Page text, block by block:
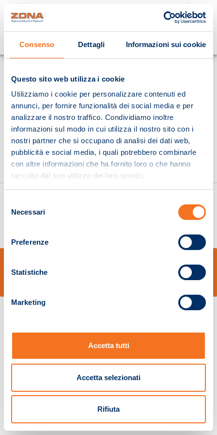
Consenso Dettagli Informazioni sui cookie
Questo sito web utilizza i cookie
Utilizziamo i cookie per personalizzare contenuti ed
annunci, per fornire funzionalità dei social media e per
analizzare il nostro traffico. Condividiamo inoltre
informazioni sul modo in cui utilizza il nostro sito con i
nostri partner che si occupano di analisi dei dati web,
pubblicità e social media, i quali potrebbero combinarle
con altre informazioni che ha fornito loro o che hanno
raccolto dal suo utilizzo dei loro servizi.
delNecessari
Preferenze
Statistiche
Marketing
Accetta tutti
Accetta selezionati
Rifiuta
Cosa stai cercando?
Pistoia 01680210505 – R.E.A. n.155974 - Cap.Soc. € 2.000.000,00 i.v. La
Società adotta il Codice Etico D.lgs. 231/01